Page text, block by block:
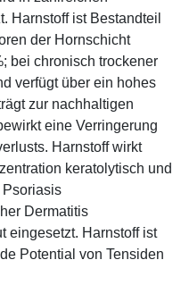
Harnstoff ist Bestandteil
der Hornschicht
bei chronisch trockener
verfügt über ein hohes
zur nachhaltigen
eine Verringerung
Harnstoff wirkt
keratolytisch und
Psoriasis
Dermatitis
eingesetzt. Harnstoff ist
Potential von Tensiden